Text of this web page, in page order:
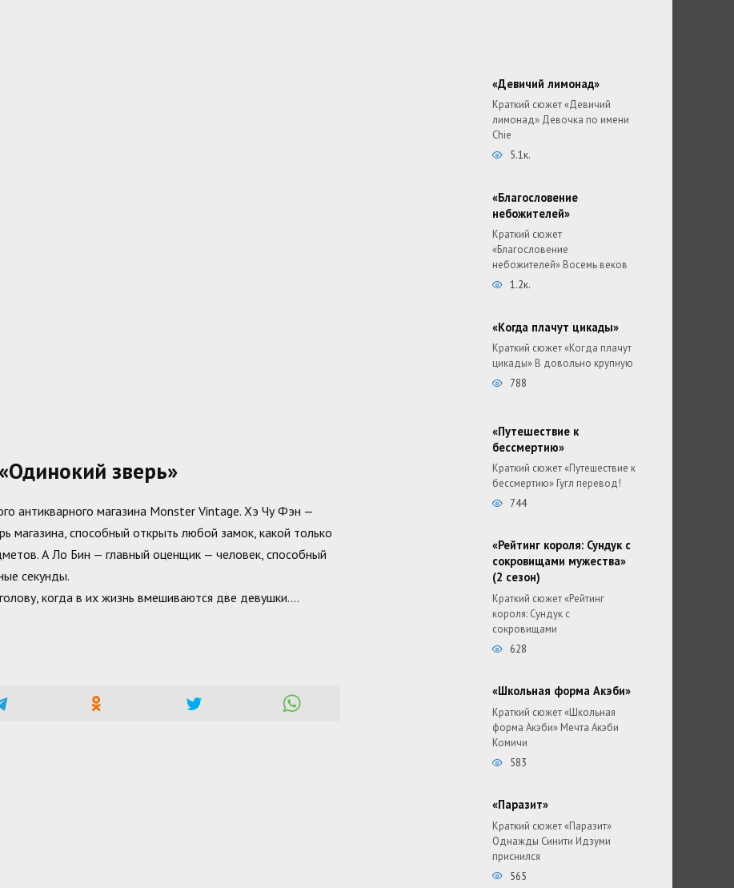
зверь»
антикварного магазина Monster Vintage. Хэ Чу Фэн —
магазина, способный открыть любой замок, какой только
А Ло Бин — главный оценщик — человек, способный
секунды.
когда в их жизнь вмешиваются две девушки….
«Девичий лимонад»
Краткий сюжет «Девичий
лимонад» Девочка по имени
Chie
5.1к.
«Благословение
небожителей»
Краткий сюжет
«Благословение
небожителей» Восемь веков
1.2к.
«Когда плачут цикады»
Краткий сюжет «Когда плачут
цикады» В довольно крупную
788
«Путешествие к
бессмертию»
Краткий сюжет «Путешествие к
бессмертию» Гугл перевод!
744
«Рейтинг короля: Сундук с
сокровищами мужества»
(2 сезон)
Краткий сюжет «Рейтинг
короля: Сундук с
сокровищами
628
«Школьная форма Акэби»
Краткий сюжет «Школьная
форма Акэби» Мечта Акэби
Комичи
583
«Паразит»
Краткий сюжет «Паразит»
Однажды Синити Идзуми
приснился
565